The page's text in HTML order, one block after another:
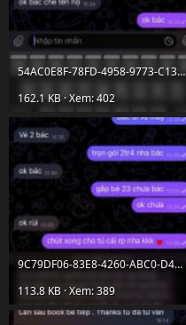
54AC0E8F-78FD-4958-9773-C13A21D5DF84.jpeg
162.1 KB · Xem: 402
9C79DF06-83E8-4260-ABC0-D4F9176E93AA.jpeg
113.8 KB · Xem: 389